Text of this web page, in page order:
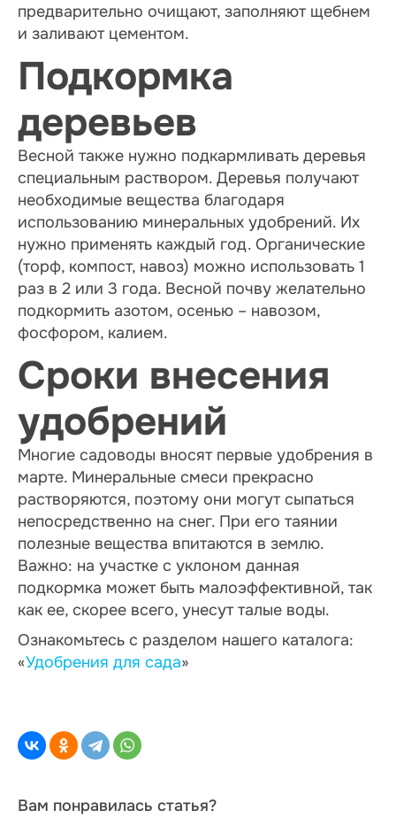
предварительно очищают, заполняют щебнем
и заливают цементом.
Подкормка
деревьев
Весной также нужно подкармливать деревья
специальным раствором. Деревья получают
необходимые вещества благодаря
использованию минеральных удобрений. Их
нужно применять каждый год. Органические
(торф, компост, навоз) можно использовать 1
раз в 2 или 3 года. Весной почву желательно
подкормить азотом, осенью – навозом,
фосфором, калием.
Сроки внесения
удобрений
Многие садоводы вносят первые удобрения в
марте. Минеральные смеси прекрасно
растворяются, поэтому они могут сыпаться
непосредственно на снег. При его таянии
полезные вещества впитаются в землю.
Важно: на участке с уклоном данная
подкормка может быть малоэффективной, так
как ее, скорее всего, унесут талые воды.
Ознакомьтесь с разделом нашего каталога:
«Удобрения для сада»
Вам понравилась статья?